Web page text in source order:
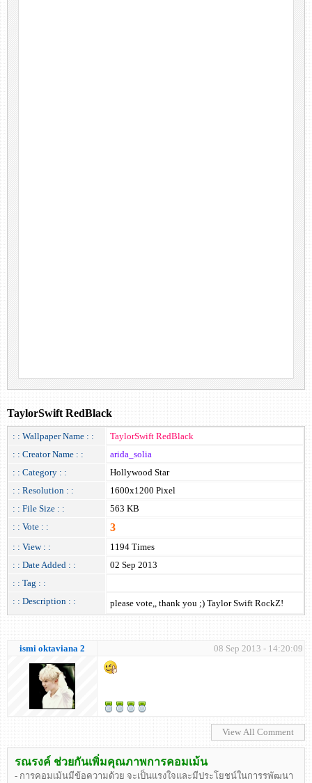
TaylorSwift RedBlack
: : Wallpaper Name : :
TaylorSwift RedBlack
: : Creator Name : :
arida_solia
: : Category : :
Hollywood Star
: : Resolution : :
1600x1200 Pixel
: : File Size : :
563 KB
: : Vote : :
3
: : View : :
1194 Times
: : Date Added : :
02 Sep 2013
: : Tag : :
: : Description : :
please vote,, thank you ;) Taylor Swift RockZ!
ismi oktaviana 2 08 Sep 2013 - 14:20:09
รณรงค์ ช่วยกันเพิ่มคุณภาพการคอมเม้น
- การคอมเม้นมีข้อความด้วย จะเป็นแรงใจและมีประโยชน์ในการรพัฒนา